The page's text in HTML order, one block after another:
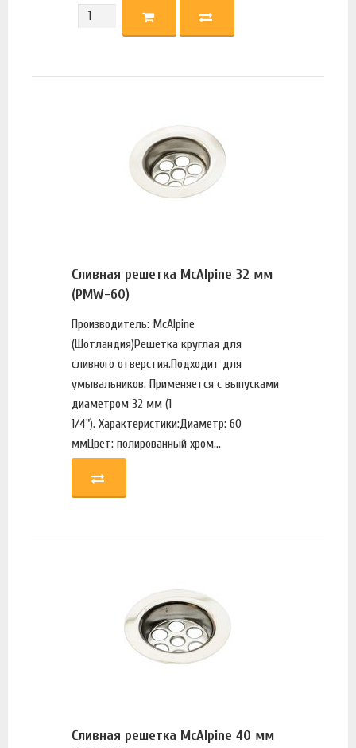
Сливная решетка McAlpine 32 мм
(PMW-60)
Производитель: McAlpine
(Шотландия)Решетка круглая для
сливного отверстия.Подходит для
умывальников. Применяется с выпусками
диаметром 32 мм (1
1/4"). Характеристики:Диаметр: 60
ммЦвет: полированный хром...
Сливная решетка McAlpine 40 мм